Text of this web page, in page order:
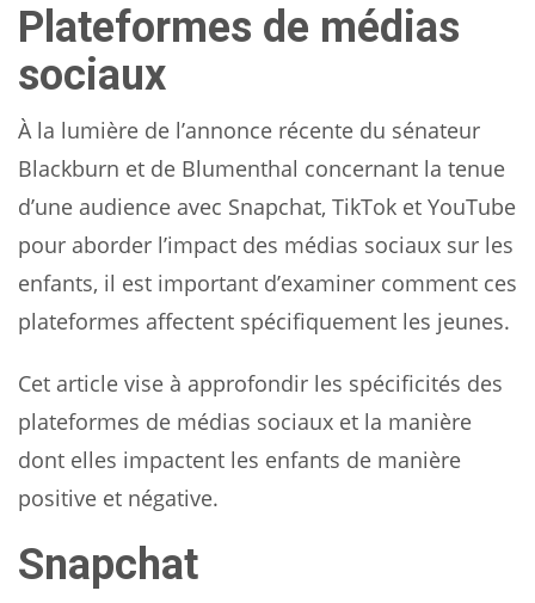
Plateformes de médias
sociaux
À la lumière de l’annonce récente du sénateur
Blackburn et de Blumenthal concernant la tenue
d’une audience avec Snapchat, TikTok et YouTube
pour aborder l’impact des médias sociaux sur les
enfants, il est important d’examiner comment ces
plateformes affectent spécifiquement les jeunes.
Cet article vise à approfondir les spécificités des
plateformes de médias sociaux et la manière
dont elles impactent les enfants de manière
positive et négative.
Snapchat